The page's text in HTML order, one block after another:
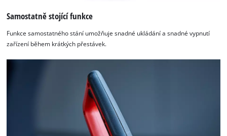
Samostatně stojící funkce
Funkce samostatného stání umožňuje snadné ukládání a snadné vypnutí
zařízení během krátkých přestávek.